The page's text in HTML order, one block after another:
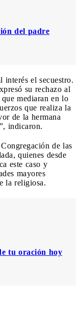
del padre
interés el secuestro.
su rechazo al
mediaran en lo
que realiza la
de la hermana
indicaron.
de las
quienes desde
este caso y
mayores
la religiosa.
tu oración hoy